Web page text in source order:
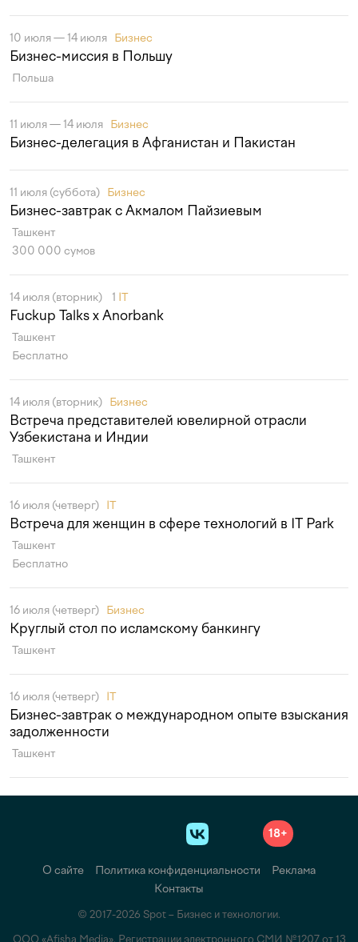
10 июля — 14 июля Бизнес
Бизнес-миссия в Польшу
Польша
11 июля — 14 июля Бизнес
Бизнес-делегация в Афганистан и Пакистан
11 июля (суббота) Бизнес
Бизнес-завтрак с Акмалом Пайзиевым
Ташкент
300 000 сумов
14 июля (вторник) 1 IT
Fuckup Talks x Anorbank
Ташкент
Бесплатно
14 июля (вторник) Бизнес
Встреча представителей ювелирной отрасли
Узбекистана и Индии
Ташкент
16 июля (четверг) IT
Встреча для женщин в сфере технологий в IT Park
Ташкент
Бесплатно
16 июля (четверг) Бизнес
Круглый стол по исламскому банкингу
Ташкент
16 июля (четверг) IT
Бизнес-завтрак о международном опыте взыскания
задолженности
Ташкент
18+
О сайте Политика конфиденциальности
Реклама
Контакты
© 2017-2026 Spot – Бизнес и технологии.
ООО «Afisha Media». Регистрации электронного СМИ №1207 от 13